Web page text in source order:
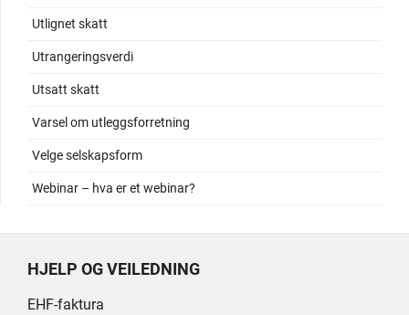
Utlignet skatt
Utrangeringsverdi
Utsatt skatt
Varsel om utleggsforretning
Velge selskapsform
Webinar – hva er et webinar?
HJELP OG VEILEDNING
EHF-faktura